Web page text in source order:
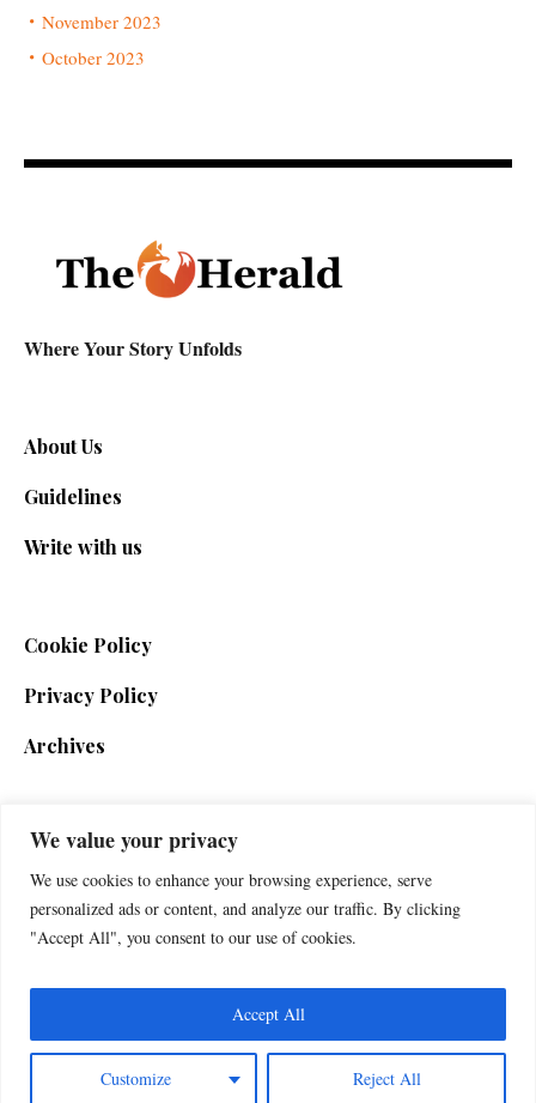
We value your privacy
We use cookies to enhance your browsing experience, serve
personalized ads or content, and analyze our traffic. By clicking
"Accept All", you consent to our use of cookies.
Customize Reject All
Accept All
November 2023
October 2023
Where Your Story Unfolds
About Us
Guidelines
Write with us
Cookie Policy
Privacy Policy
Archives
SIGN UP FOR THE NEWSLETTER